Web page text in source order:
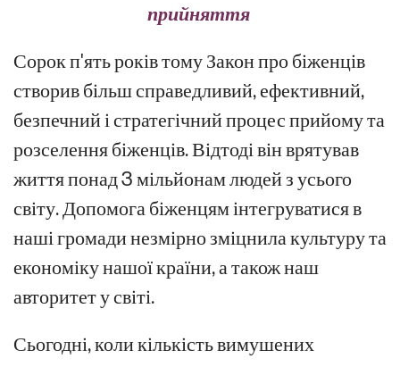
прийняття
Сорок п'ять років тому Закон про біженців
створив більш справедливий, ефективний,
безпечний і стратегічний процес прийому та
розселення біженців. Відтоді він врятував
життя понад 3 мільйонам людей з усього
світу. Допомога біженцям інтегруватися в
наші громади незмірно зміцнила культуру та
економіку нашої країни, а також наш
авторитет у світі.
Сьогодні, коли кількість вимушених